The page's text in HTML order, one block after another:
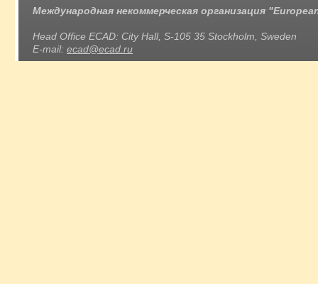
Международная некоммерческая организация
Head Office ECAD: City Hall, S-105 35 Stockholm, Sweden
E-mail: ecad@ecad.ru